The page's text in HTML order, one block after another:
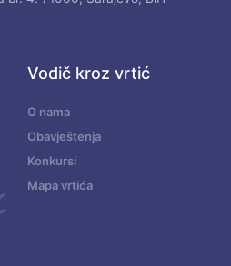
Vodič kroz vrtić
O nama
Obavještenja
Konkursi
Mapa vrtića